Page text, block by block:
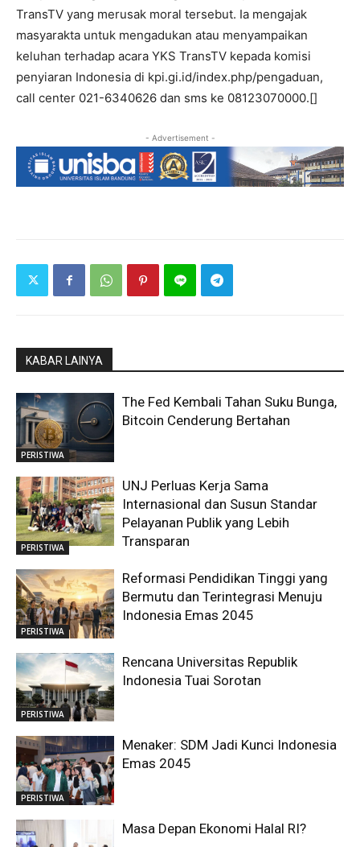
TransTV yang merusak moral tersebut. Ia mengajak
masyarakta untuk mengadukan atau menyampaikan
keluhan terhadap acara YKS TransTV kepada komisi
penyiaran Indonesia di kpi.gi.id/index.php/pengaduan,
call center 021-6340626 dan sms ke 08123070000.[]
- Advertisement -
KABAR LAINYA
PERISTIWA
The Fed Kembali Tahan Suku Bunga,
Bitcoin Cenderung Bertahan
PERISTIWA
UNJ Perluas Kerja Sama
Internasional dan Susun Standar
Pelayanan Publik yang Lebih
Transparan
PERISTIWA
Reformasi Pendidikan Tinggi yang
Bermutu dan Terintegrasi Menuju
Indonesia Emas 2045
PERISTIWA
Rencana Universitas Republik
Indonesia Tuai Sorotan
PERISTIWA
Menaker: SDM Jadi Kunci Indonesia
Emas 2045
Masa Depan Ekonomi Halal RI?